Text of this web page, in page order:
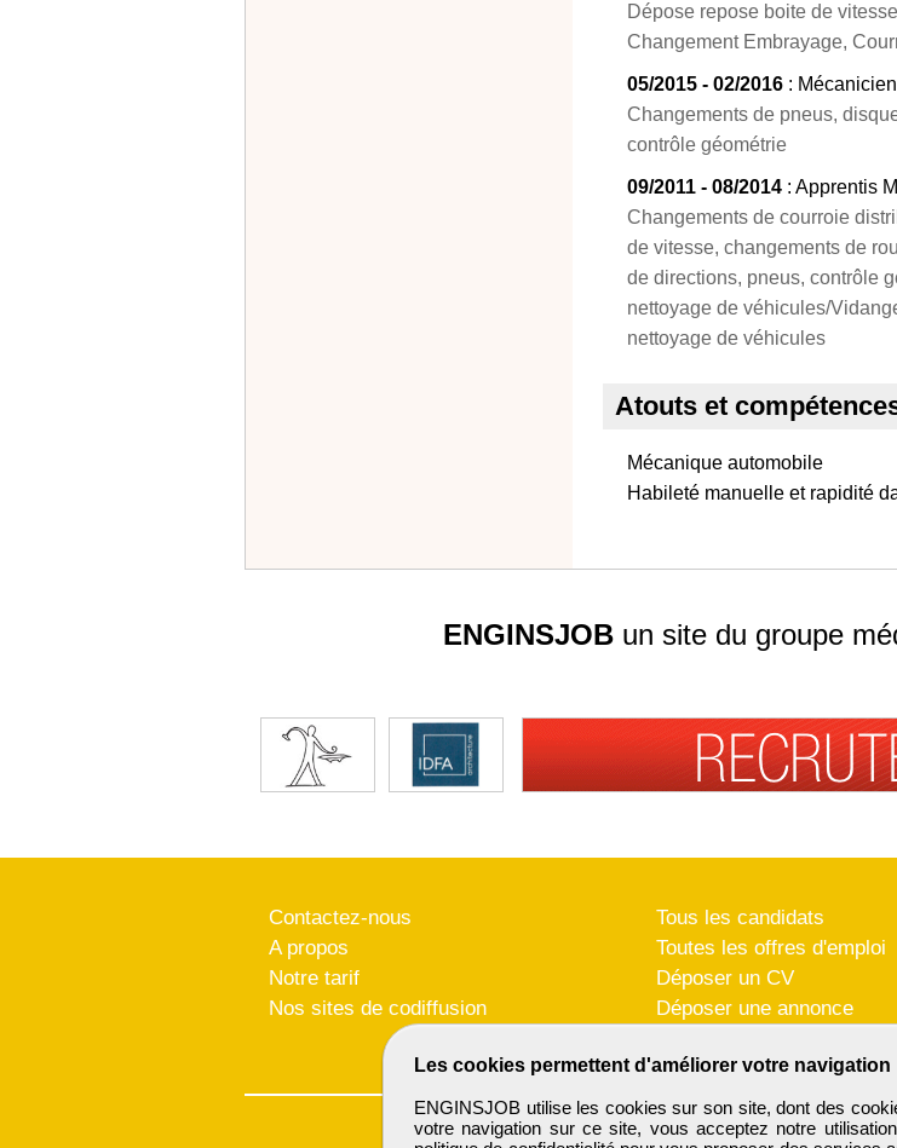
Dépose repose boite de
Changement Embrayage,
05/2015 - 02/2016 :
Changements de pneus,
contrôle géométrie
09/2011 - 08/2014 : Apprentis
Changements de courroie
de vitesse, changements de
de directions, pneus, contrôle
nettoyage de véhicules/
nettoyage de véhicules
Atouts et
Mécanique automobile
Habileté manuelle et rapidité
Les cookies permettent d'améliorer votre navigation
ENGINSJOB utilise les cookies sur son site, dont des
votre navigation sur ce site, vous acceptez notre
ENGINSJOB un site du groupe
Contactez-nous
A propos
Notre tarif
Nos sites de codiffusion
Tous les candidats
Toutes les offres d'emploi
Déposer un CV
Déposer une annonce